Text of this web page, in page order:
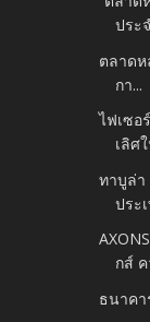
ประ
ตลาดห
กา...
ไฟเซอ
เลิศ
ทาบูล่า
ประ
กส์ ค
ธนาคา